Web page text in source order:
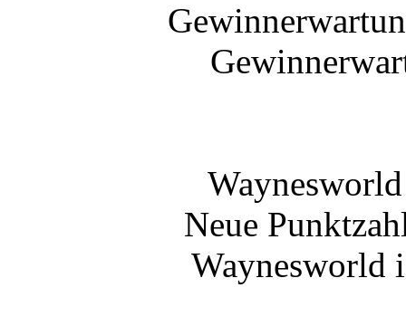
Neue
Waynesworld